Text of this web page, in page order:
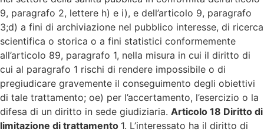
9, paragrafo 2, lettere h) e i), e dell’articolo 9, paragrafo
3;d) a fini di archiviazione nel pubblico interesse, di ricerca
scientifica o storica o a fini statistici conformemente
all’articolo 89, paragrafo 1, nella misura in cui il diritto di
cui al paragrafo 1 rischi di rendere impossibile o di
pregiudicare gravemente il conseguimento degli obiettivi
di tale trattamento; oe) per l’accertamento, l’esercizio o la
difesa di un diritto in sede giudiziaria. Articolo 18 Diritto di
limitazione di trattamento 1. L’interessato ha il diritto di